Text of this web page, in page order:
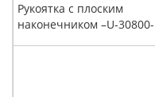
Рукоятка с плоским
наконечником –U-30800-